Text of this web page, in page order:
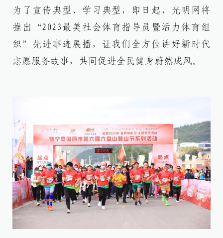
为了宣传典型、学习典型，即日起，光明网将
推出“2023最美社会体育指导员暨活力体育组
织”先进事迹展播，让我们全方位讲好新时代
志愿服务故事，共同促进全民健身蔚然成风。